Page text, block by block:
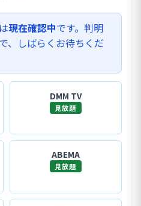
現在確認中です。判明
、しばらくお待ちくだ
DMM TV
見放題
ABEMA
見放題